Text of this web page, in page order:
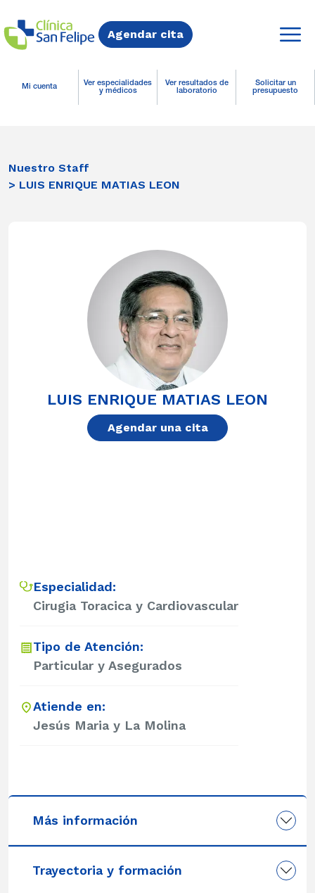
Agendar cita
Mi cuenta
Ver especialidades
y médicos
Ver resultados de
laboratorio
Solicitar un
presupuesto
Nuestro Staff
> LUIS ENRIQUE MATIAS LEON
LUIS ENRIQUE MATIAS LEON
Agendar una cita
Especialidad:
Cirugia Toracica y Cardiovascular
Tipo de Atención:
Particular y Asegurados
Atiende en:
Jesús Maria y La Molina
Más información
Trayectoria y formación